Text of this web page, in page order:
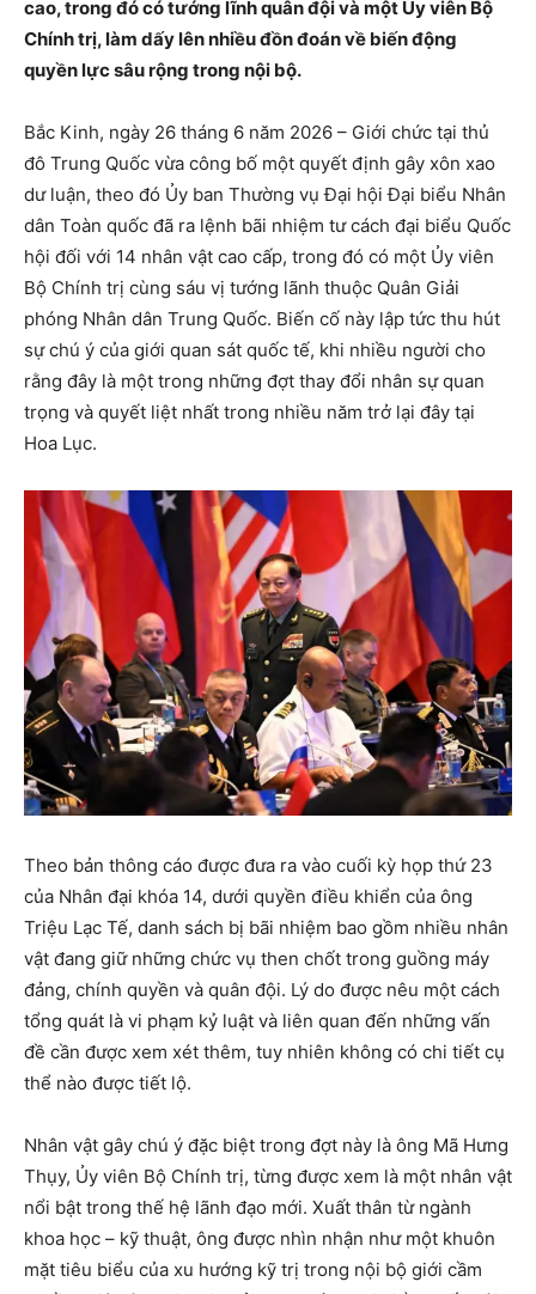
cao, trong đó có tướng lĩnh quân đội và một Ủy viên Bộ
Chính trị, làm dấy lên nhiều đồn đoán về biến động
quyền lực sâu rộng trong nội bộ.
Bắc Kinh, ngày 26 tháng 6 năm 2026 – Giới chức tại thủ
đô Trung Quốc vừa công bố một quyết định gây xôn xao
dư luận, theo đó Ủy ban Thường vụ Đại hội Đại biểu Nhân
dân Toàn quốc đã ra lệnh bãi nhiệm tư cách đại biểu Quốc
hội đối với 14 nhân vật cao cấp, trong đó có một Ủy viên
Bộ Chính trị cùng sáu vị tướng lãnh thuộc Quân Giải
phóng Nhân dân Trung Quốc. Biến cố này lập tức thu hút
sự chú ý của giới quan sát quốc tế, khi nhiều người cho
rằng đây là một trong những đợt thay đổi nhân sự quan
trọng và quyết liệt nhất trong nhiều năm trở lại đây tại
Hoa Lục.
Theo bản thông cáo được đưa ra vào cuối kỳ họp thứ 23
của Nhân đại khóa 14, dưới quyền điều khiển của ông
Triệu Lạc Tế, danh sách bị bãi nhiệm bao gồm nhiều nhân
vật đang giữ những chức vụ then chốt trong guồng máy
đảng, chính quyền và quân đội. Lý do được nêu một cách
tổng quát là vi phạm kỷ luật và liên quan đến những vấn
đề cần được xem xét thêm, tuy nhiên không có chi tiết cụ
thể nào được tiết lộ.
Nhân vật gây chú ý đặc biệt trong đợt này là ông Mã Hưng
Thụy, Ủy viên Bộ Chính trị, từng được xem là một nhân vật
nổi bật trong thế hệ lãnh đạo mới. Xuất thân từ ngành
khoa học – kỹ thuật, ông được nhìn nhận như một khuôn
mặt tiêu biểu của xu hướng kỹ trị trong nội bộ giới cầm